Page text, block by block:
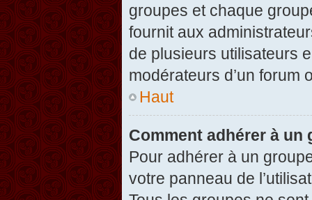
groupes et chaque
fournit aux
de plusieurs utilisateurs
modérateurs d’un forum
Haut
Comment adhérer à un
Pour adhérer à un
votre panneau de